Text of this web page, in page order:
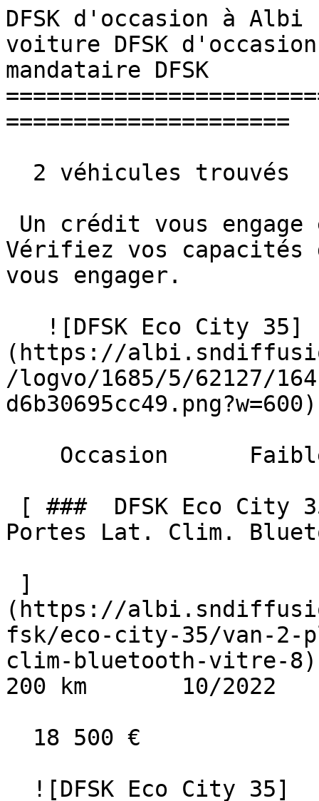
DFSK d'occasion à
voiture DFSK
mandataire DFSK
=====================
Vérifiez vos capacités
vous engager.
(https://
/logvo/1685/5/62127/
Portes Lat. Clim.
(https://
fsk/eco-city-35/van-2-
clim-bluetooth-
200 km       10/2022